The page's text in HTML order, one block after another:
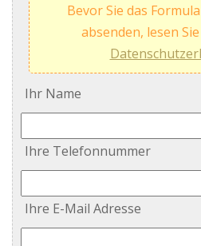
Bevor Sie das
absenden, lesen
Ihr Name
Ihre Telefonnummer
Ihre E-Mail Adresse